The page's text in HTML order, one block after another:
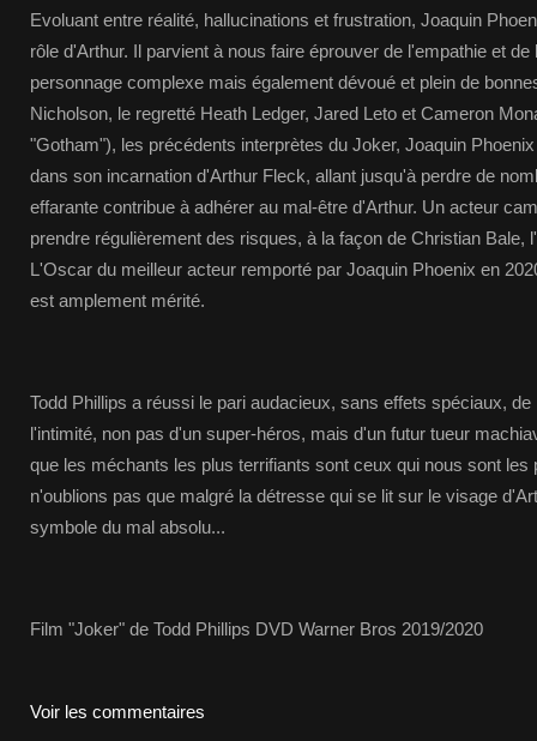
Evoluant entre réalité, hallucinations et frustration, Joaquin
rôle d'Arthur. Il parvient à nous faire éprouver de l'empathie et
personnage complexe mais également dévoué et plein de
Nicholson, le regretté Heath Ledger, Jared Leto et Cameron
"Gotham"), les précédents interprètes du Joker, Joaquin
dans son incarnation d'Arthur Fleck, allant jusqu'à perdre de
effarante contribue à adhérer au mal-être d'Arthur. Un acteur
prendre régulièrement des risques, à la façon de Christian Bale,
L'Oscar du meilleur acteur remporté par Joaquin Phoenix en
est amplement mérité.
Todd Phillips a réussi le pari audacieux, sans effets spéciaux,
l'intimité, non pas d'un super-héros, mais d'un futur tueur
que les méchants les plus terrifiants sont ceux qui nous sont les
n'oublions pas que malgré la détresse qui se lit sur le visage
symbole du mal absolu...
Film "Joker" de Todd Phillips DVD Warner Bros 2019/2020
Voir les commentaires